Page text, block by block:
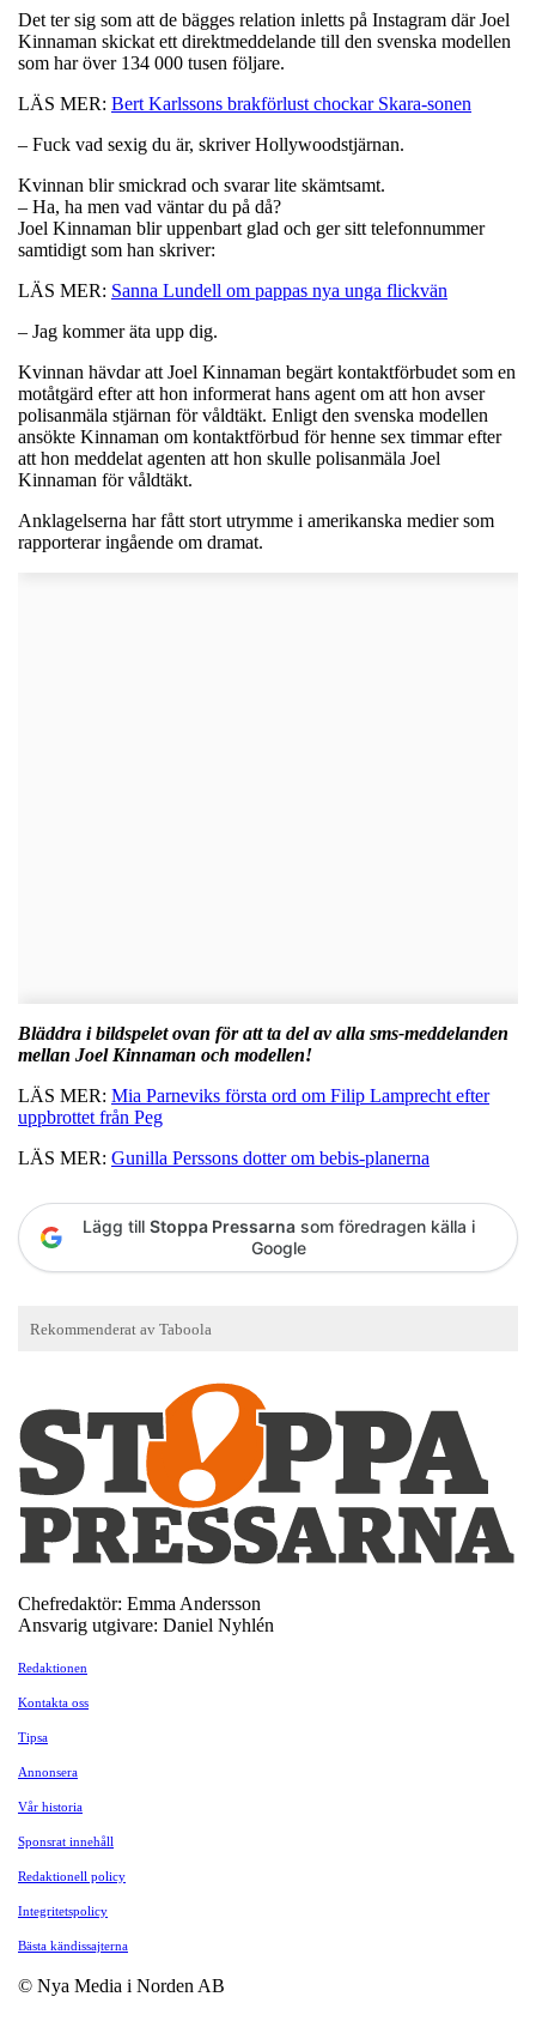
Det ter sig som att de bägges relation inletts på Instagram där Joel
Kinnaman skickat ett direktmeddelande till den svenska modellen
som har över 134 000 tusen följare.
LÄS MER: Bert Karlssons brakförlust chockar Skara-sonen
– Fuck vad sexig du är, skriver Hollywoodstjärnan.
Kvinnan blir smickrad och svarar lite skämtsamt.
– Ha, ha men vad väntar du på då?
Joel Kinnaman blir uppenbart glad och ger sitt telefonnummer
samtidigt som han skriver:
LÄS MER: Sanna Lundell om pappas nya unga flickvän
– Jag kommer äta upp dig.
Kvinnan hävdar att Joel Kinnaman begärt kontaktförbudet som en
motåtgärd efter att hon informerat hans agent om att hon avser
polisanmäla stjärnan för våldtäkt. Enligt den svenska modellen
ansökte Kinnaman om kontaktförbud för henne sex timmar efter
att hon meddelat agenten att hon skulle polisanmäla Joel
Kinnaman för våldtäkt.
Anklagelserna har fått stort utrymme i amerikanska medier som
rapporterar ingående om dramat.
Bläddra i bildspelet ovan för att ta del av alla sms-meddelanden
mellan Joel Kinnaman och modellen!
LÄS MER: Mia Parneviks första ord om Filip Lamprecht efter
uppbrottet från Peg
LÄS MER: Gunilla Perssons dotter om bebis-planerna
Lägg till Stoppa Pressarna som föredragen källa i
Google
Chefredaktör: Emma Andersson
Ansvarig utgivare: Daniel Nyhlén
Redaktionen
Kontakta oss
Tipsa
Annonsera
Vår historia
Sponsrat innehåll
Redaktionell policy
Integritetspolicy
Bästa kändissajterna
© Nya Media i Norden AB